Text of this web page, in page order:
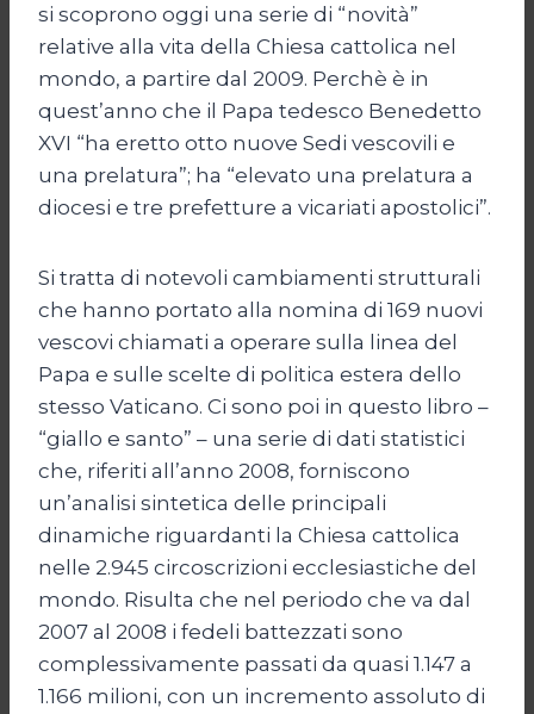
si scoprono oggi una serie di “novità”
relative alla vita della Chiesa cattolica nel
mondo, a partire dal 2009. Perchè è in
quest’anno che il Papa tedesco Benedetto
XVI “ha eretto otto nuove Sedi vescovili e
una prelatura”; ha “elevato una prelatura a
diocesi e tre prefetture a vicariati apostolici”.
Si tratta di notevoli cambiamenti strutturali
che hanno portato alla nomina di 169 nuovi
vescovi chiamati a operare sulla linea del
Papa e sulle scelte di politica estera dello
stesso Vaticano. Ci sono poi in questo libro –
“giallo e santo” – una serie di dati statistici
che, riferiti all’anno 2008, forniscono
un’analisi sintetica delle principali
dinamiche riguardanti la Chiesa cattolica
nelle 2.945 circoscrizioni ecclesiastiche del
mondo. Risulta che nel periodo che va dal
2007 al 2008 i fedeli battezzati sono
complessivamente passati da quasi 1.147 a
1.166 milioni, con un incremento assoluto di